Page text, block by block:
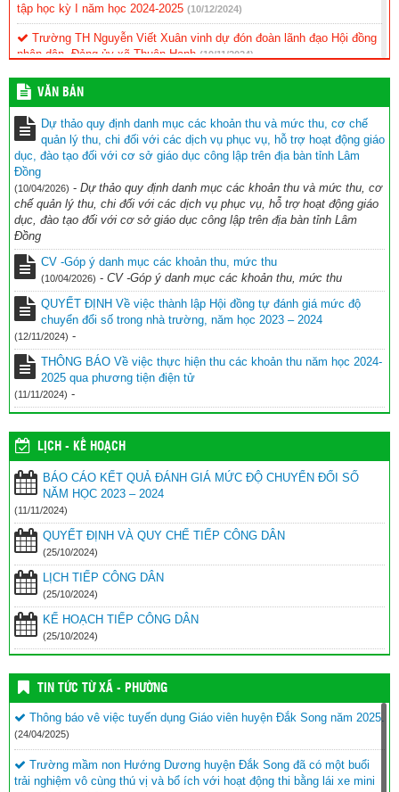
tập học kỳ I năm học 2024-2025 (10/12/2024)
Trường TH Nguyễn Viết Xuân vinh dự đón đoàn lãnh đạo Hội đồng
nhân dân, Đảng ủy xã Thuận Hạnh (19/11/2024)
KẾ HOẠCH Triển khai thực hiện ứng dụng CNTT và chuyển đổi số
(11/11/2024)
BIÊN BẢN Tự đánh giá mức độ chuyển đổi số trong nhà trường
Năm học 2023 – 2024 (11/11/2024)
BÁO CÁO KẾT QUẢ ĐÁNH GIÁ MỨC ĐỘ CHUYỂN ĐỔI SỐ NĂM
HỌC 2023 – 2024 (11/11/2024)
VĂN BẢN
Dự thảo quy định danh mục các khoản thu và mức thu, cơ chế
quản lý thu, chi đối với các dịch vụ phục vụ, hỗ trợ hoạt động giáo
dục, đào tạo đối với cơ sở giáo dục công lập trên địa bàn tỉnh Lâm
Đồng
(10/04/2026) - Dự thảo quy định danh mục các khoản thu và mức thu, cơ
chế quản lý thu, chi đối với các dịch vụ phục vụ, hỗ trợ hoạt động giáo
dục, đào tạo đối với cơ sở giáo dục công lập trên địa bàn tỉnh Lâm
Đồng
CV -Góp ý danh mục các khoản thu, mức thu
(10/04/2026) - CV -Góp ý danh mục các khoản thu, mức thu
QUYẾT ĐỊNH Về việc thành lập Hội đồng tự đánh giá mức độ
chuyển đổi số trong nhà trường, năm học 2023 – 2024
(12/11/2024) -
THÔNG BÁO Về việc thực hiện thu các khoản thu năm học 2024-
2025 qua phương tiện điện tử
(11/11/2024) -
LỊCH - KẾ HOẠCH
BÁO CÁO KẾT QUẢ ĐÁNH GIÁ MỨC ĐỘ CHUYỂN ĐỔI SỐ
NĂM HỌC 2023 – 2024
(11/11/2024)
QUYẾT ĐỊNH VÀ QUY CHẾ TIẾP CÔNG DÂN
(25/10/2024)
LỊCH TIẾP CÔNG DÂN
(25/10/2024)
KẾ HOẠCH TIẾP CÔNG DÂN
(25/10/2024)
TIN TỨC TỪ XÃ - PHƯỜNG
Thông báo vê việc tuyển dụng Giáo viên huyện Đắk Song năm 2025.
(24/04/2025)
Trường mầm non Hướng Dương huyện Đắk Song đã có một buổi
trải nghiệm vô cùng thú vị và bổ ích với hoạt động thi bằng lái xe mini